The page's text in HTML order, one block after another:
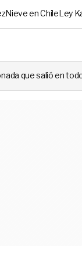
Nieve en ChileLey
diarios de 1994